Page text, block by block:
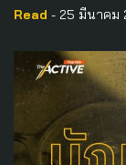
Read - 25 มีนาคม